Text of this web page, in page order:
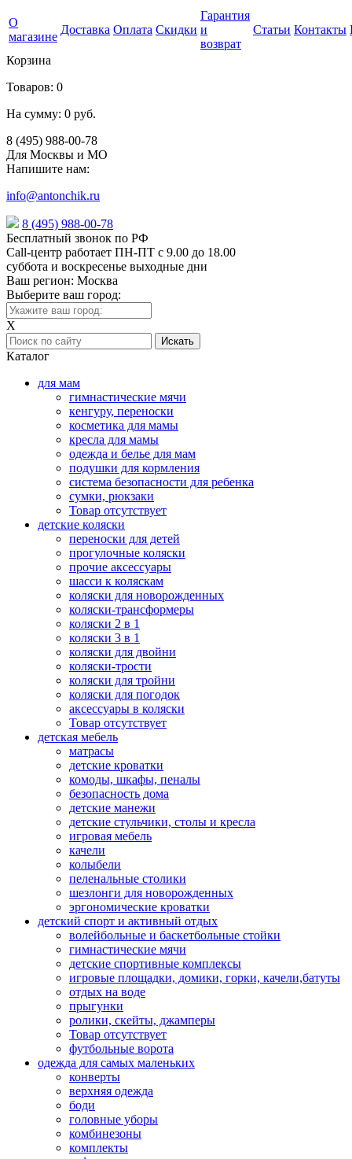
О
магазине
Доставка Оплата Скидки
Гарантия
и
возврат
Статьи Контакты
Корзина
Товаров: 0
На сумму: 0 руб.
8 (495) 988-00-78
Для Москвы и МО
Напишите нам:
info@antonchik.ru
8 (495) 988-00-78
Бесплатный звонок по РФ
Call-центр работает ПН-ПТ с 9.00 до 18.00
суббота и воскресенье выходные дни
Ваш регион: Москва
Выберите ваш город:
X
Каталог
для мам
гимнастические мячи
кенгуру, переноски
косметика для мамы
кресла для мамы
одежда и белье для мам
подушки для кормления
система безопасности для ребенка
сумки, рюкзаки
Товар отсутствует
детские коляски
переноски для детей
прогулочные коляски
прочие аксессуары
шасси к коляскам
коляски для новорожденных
коляски-трансформеры
коляски 2 в 1
коляски 3 в 1
коляски для двойни
коляски-трости
коляски для тройни
коляски для погодок
аксессуары в коляски
Товар отсутствует
детская мебель
матрасы
детские кроватки
комоды, шкафы, пеналы
безопасность дома
детские манежи
детские стульчики, столы и кресла
игровая мебель
качели
колыбели
пеленальные столики
шезлонги для новорожденных
эргономические кроватки
детский спорт и активный отдых
волейбольные и баскетбольные стойки
гимнастические мячи
детские спортивные комплексы
игровые площадки, домики, горки, качели,батуты
отдых на воде
прыгунки
ролики, скейты, джамперы
Товар отсутствует
футбольные ворота
одежда для самых маленьких
конверты
верхняя одежда
боди
головные уборы
комбинезоны
комплекты